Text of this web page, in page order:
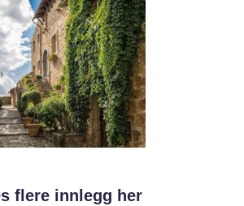
flere innlegg her